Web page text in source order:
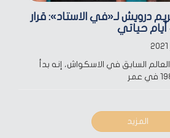
درويش لـ«في الاستاد»: قرار
أيام حياتي
السابق في الاسكواش، إنه بدأ
المزيد